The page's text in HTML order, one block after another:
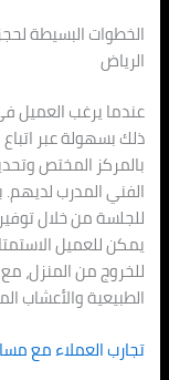
الرياض
عندما يرغب العميل
ذلك بسهولة عبر
بالمركز المختص
الفني المدرب لديهم.
للجلسة من خلال
يمكن للعميل
للخروج من المنزل،
الطبيعية والأعشاب
تجارب العملاء مع